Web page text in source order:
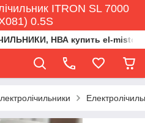
ITRON SL 7000
0.5S
НВА купить el-